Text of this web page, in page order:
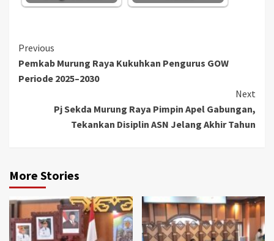
Continue
Reading
Previous
Pemkab Murung Raya Kukuhkan Pengurus GOW
Periode 2025–2030
Next
Pj Sekda Murung Raya Pimpin Apel Gabungan,
Tekankan Disiplin ASN Jelang Akhir Tahun
More Stories